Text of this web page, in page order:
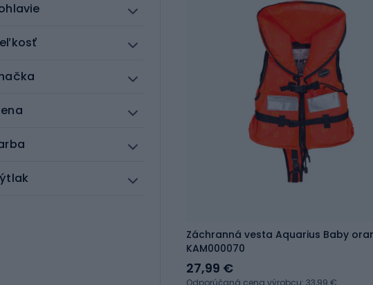
Záchranná vesta Aquarius Baby
KAM000070
27,99 €